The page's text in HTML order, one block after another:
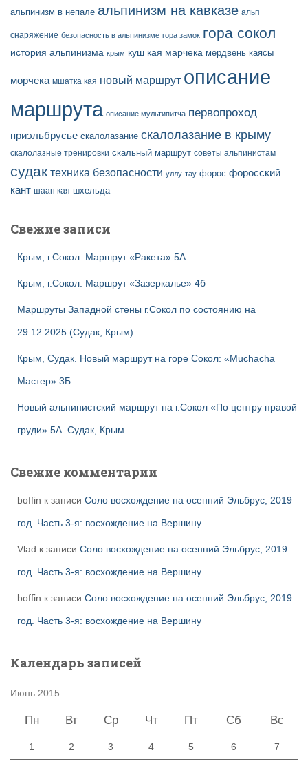
альпинизм в непале альпинизм на кавказе альп
снаряжение безопасность в альпинизме гора замок гора сокол
история альпинизма крым куш кая марчека мердвень каясы
морчека мшатка кая новый маршрут описание
маршрута описание мультипитча первопроход
приэльбрусье скалолазание скалолазание в крыму
скалолазные тренировки скальный маршрут советы альпинистам
судак техника безопасности уллу-тау форос форосский
кант шаан кая шхельда
Свежие записи
Крым, г.Сокол. Маршрут «Ракета» 5А
Крым, г.Сокол. Маршрут «Зазеркалье» 4б
Маршруты Западной стены г.Сокол по состоянию на
29.12.2025 (Судак, Крым)
Крым, Судак. Новый маршрут на горе Сокол: «Muchacha
Мастер» 3Б
Новый альпинистский маршрут на г.Сокол «По центру правой
груди» 5А. Судак, Крым
Свежие комментарии
boffin к записи Соло восхождение на осенний Эльбрус, 2019
год. Часть 3-я: восхождение на Вершину
Vlad к записи Соло восхождение на осенний Эльбрус, 2019
год. Часть 3-я: восхождение на Вершину
boffin к записи Соло восхождение на осенний Эльбрус, 2019
год. Часть 3-я: восхождение на Вершину
Календарь записей
Июнь 2015
Пн Вт Ср Чт Пт Сб Вс
1 2 3 4 5 6 7